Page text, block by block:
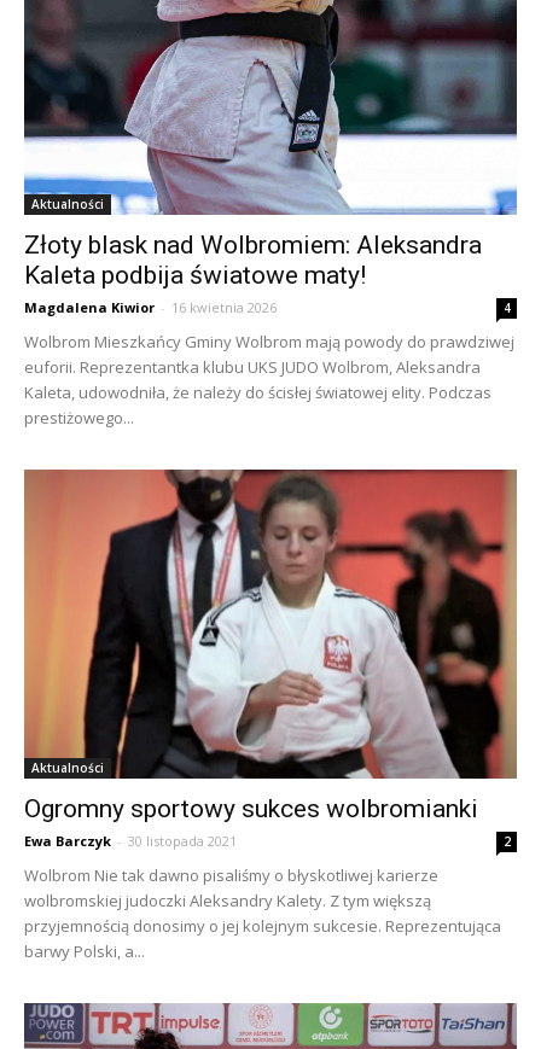
Aktualności
Złoty blask nad Wolbromiem: Aleksandra
Kaleta podbija światowe maty!
Magdalena Kiwior - 16 kwietnia 2026 4
Wolbrom Mieszkańcy Gminy Wolbrom mają powody do prawdziwej
euforii. Reprezentantka klubu UKS JUDO Wolbrom, Aleksandra
Kaleta, udowodniła, że należy do ścisłej światowej elity. Podczas
prestiżowego...
Aktualności
Ogromny sportowy sukces wolbromianki
Ewa Barczyk - 30 listopada 2021 2
Wolbrom Nie tak dawno pisaliśmy o błyskotliwej karierze
wolbromskiej judoczki Aleksandry Kalety. Z tym większą
przyjemnością donosimy o jej kolejnym sukcesie. Reprezentująca
barwy Polski, a...